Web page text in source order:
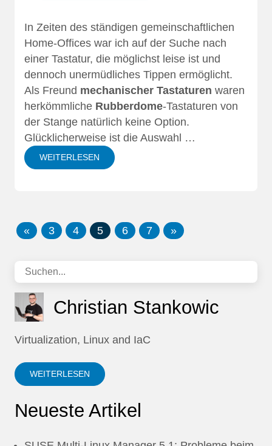
In Zeiten des ständigen gemeinschaftlichen
Home-Offices war ich auf der Suche nach
einer Tastatur, die möglichst leise ist und
dennoch unermüdliches Tippen ermöglicht.
Als Freund mechanischer Tastaturen waren
herkömmliche Rubberdome-Tastaturen von
der Stange natürlich keine Option.
Glücklicherweise ist die Auswahl …
WEITERLESEN
« 3 4 5 6 7 »
Christian Stankowic
Virtualization, Linux and IaC
WEITERLESEN
Neueste Artikel